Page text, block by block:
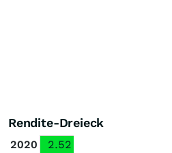
Rendite-Dreieck
2020
2.52